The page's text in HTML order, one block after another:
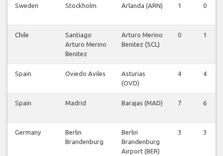
Sweden Stockholm Arlanda (ARN) 1 0
Chile
Santiago
Arturo Merino
Benitez
Arturo Merino
Benitez (SCL)
0 1
Spain Oviedo Aviles
Asturias
(OVD)
4 4
Spain Madrid Barajas (MAD) 7 6
Germany
Berlin
Brandenburg
Berlin
Brandenburg
Airport (BER)
3 3